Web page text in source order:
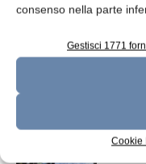
consenso nella parte
Gestisci 1771
Cookie
ARTICOLI CORRELATI
Dalter